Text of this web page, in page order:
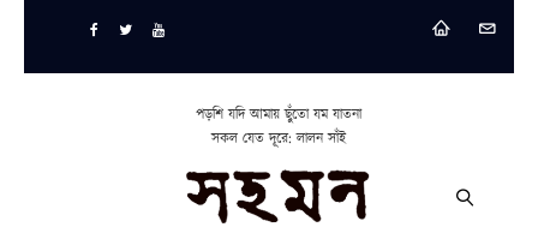
পড়শি যদি আমায় ছুঁতো যম যাতনা
সকল যেত দূরে: লালন সাঁই